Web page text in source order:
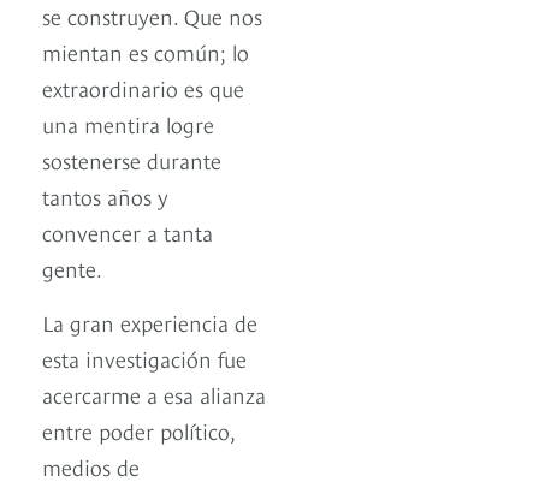
se construyen. Que nos
mientan es común; lo
extraordinario es que
una mentira logre
sostenerse durante
tantos años y
convencer a tanta
gente.
La gran experiencia de
esta investigación fue
acercarme a esa alianza
entre poder político,
medios de